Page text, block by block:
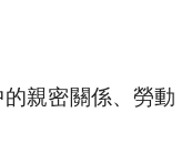
親密關係、勞動